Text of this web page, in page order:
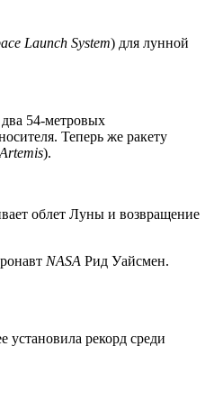
Launch System) для лунной
54-метровых
Теперь же ракету
Artemis).
облет Луны и возвращение
NASA Рид Уайсмен.
рекорд среди